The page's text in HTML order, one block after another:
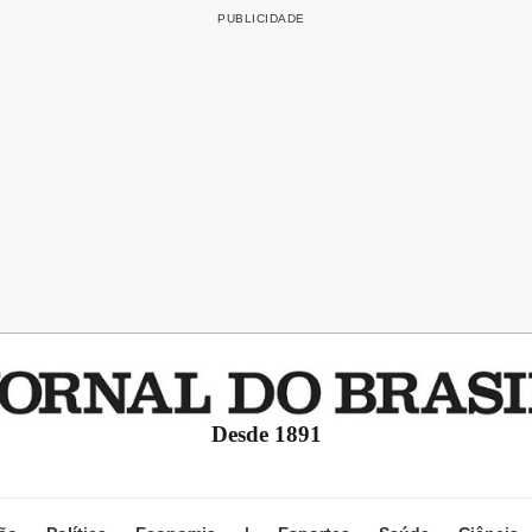
Desde 1891